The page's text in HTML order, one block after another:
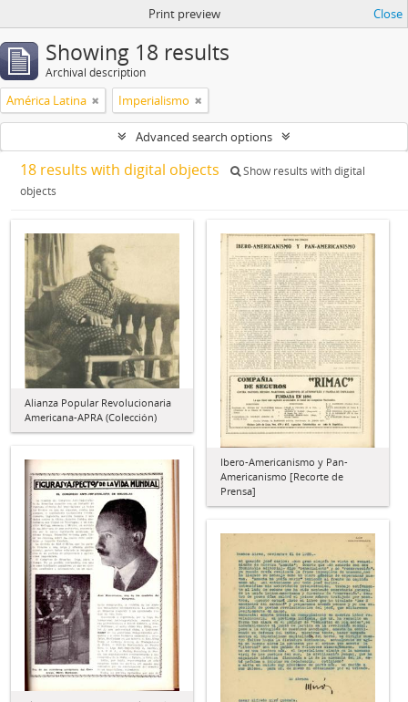
Print preview Close
Showing 18 results
Archival description
América Latina Imperialismo
Advanced search options
18 results with digital objects
Show results with digital
objects
Alianza Popular Revolucionaria
Americana-APRA (Colección)
Ibero-Americanismo y Pan-
Americanismo [Recorte de
Prensa]